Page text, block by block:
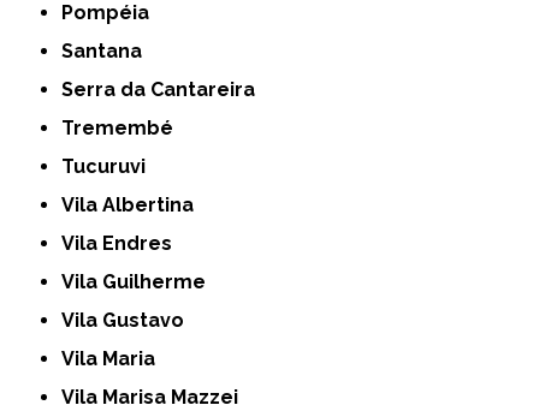
Pompéia
Santana
Serra da Cantareira
Tremembé
Tucuruvi
Vila Albertina
Vila Endres
Vila Guilherme
Vila Gustavo
Vila Maria
Vila Marisa Mazzei